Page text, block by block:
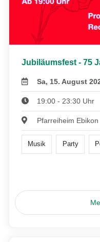
Jubiläumsfest - 75
Sa, 15. August
19:00 - 23:30 Uhr
Pfarreiheim Ebikon
Musik Party